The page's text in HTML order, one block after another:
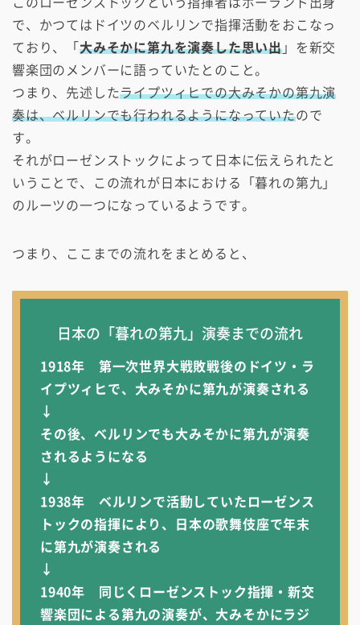
で、かつてはドイツのベルリンで指揮活動をおこなっ
ており、「大みそかに第九を演奏した思い出 」を新交
響楽団のメンバーに語っていたとのこと。
つまり、先述したライプツィヒでの大みそかの第九演
奏は、ベルリンでも行われるようになっていたので
す。
それがローゼンストックによって日本に伝えられたと
いうことで、この流れが日本における「暮れの第九」
のルーツの一つになっているようです。
つまり、ここまでの流れをまとめると、
日本の「暮れの第九」演奏までの流れ
1918年 第一次世界大戦敗戦後のドイツ・ラ
イプツィヒで、大みそかに第九が演奏される
↓
その後、ベルリンでも大みそかに第九が演奏
されるようになる
↓
1938年 ベルリンで活動していたローゼンス
トックの指揮により、日本の歌舞伎座で年末
に第九が演奏される
↓
1940年 同じくローゼンストック指揮・新交
響楽団による第九の演奏が、大みそかにラジ